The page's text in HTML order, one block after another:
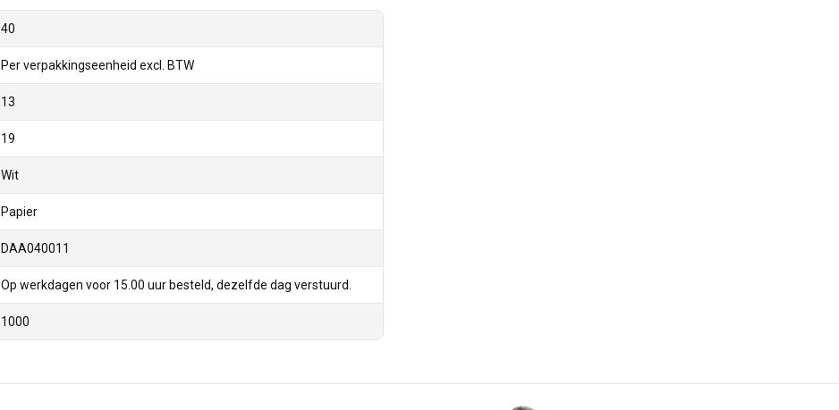
40
Per verpakkingseenheid excl. BTW
13
19
Wit
Papier
DAA040011
Op werkdagen voor 15.00 uur besteld, dezelfde dag verstuurd.
1000